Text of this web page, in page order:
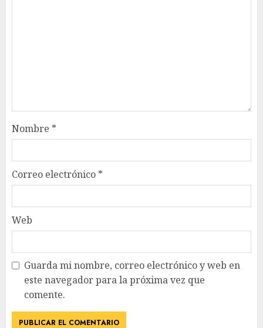
Nombre *
Correo electrónico *
Web
Guarda mi nombre, correo electrónico y web en
este navegador para la próxima vez que
comente.